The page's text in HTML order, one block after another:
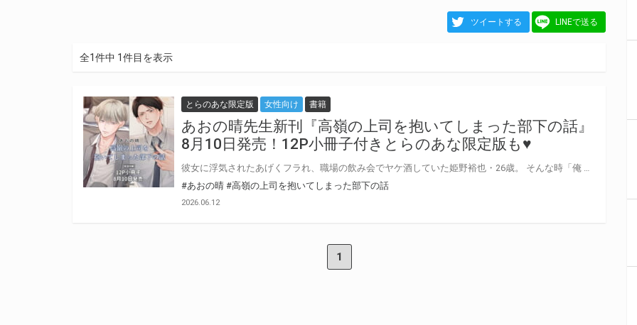
ツイートする LINEで送る
全1件中 1件目を表示
とらのあな限定版 女性向け 書籍
あおの晴先生新刊『高嶺の上司を抱いてしまった部下の話』
8月10日発売！12P小冊子付きとらのあな限定版も♥
#あおの晴 #高嶺の上司を抱いてしまった部下の話
2026.06.12
1